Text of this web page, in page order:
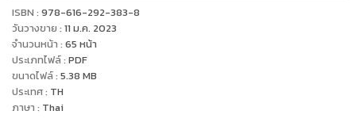
ISBN : 978-616-292-383-8
วันวางขาย : 11 ม.ค. 2023
จำนวนหน้า : 65 หน้า
ประเภทไฟล์: PDF
ขนาดไฟล์: 5.38 MB
ประเทศ: TH
ภาษา : Thai